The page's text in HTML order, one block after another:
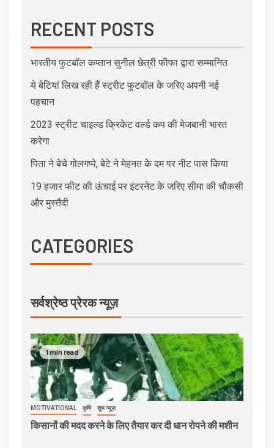
RECENT POSTS
भारतीय फुटबॉल कप्तान सुनील छेत्री फीफा द्वारा सम्मानित
ये बेटियां लिख रही हैं स्ट्रीट फुटबॉल के जरिए अपनी नई
पहचान
2023 स्ट्रीट चाइल्ड क्रिकेट वर्ल्ड कप की मेजबानी भारत
करेगा
पिता ने बेचे गोलगप्पे, बेटे ने मेहनत के दम पर नीट पास किया
19 हजार फीट की ऊंचाई पर इंटरनेट के जरिए सीमा की चौकसी
और मुस्तैदी
CATEGORIES
सर्वश्रेष्ठ प्रेरक न्यूज़
1 min read
MOTIVATIONAL कृषि शुभ न्यूज़
किसानों की मदद करने के लिए तैयार कर दी धान रोपने की मशीन